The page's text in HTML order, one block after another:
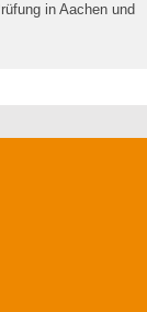
in Aachen und